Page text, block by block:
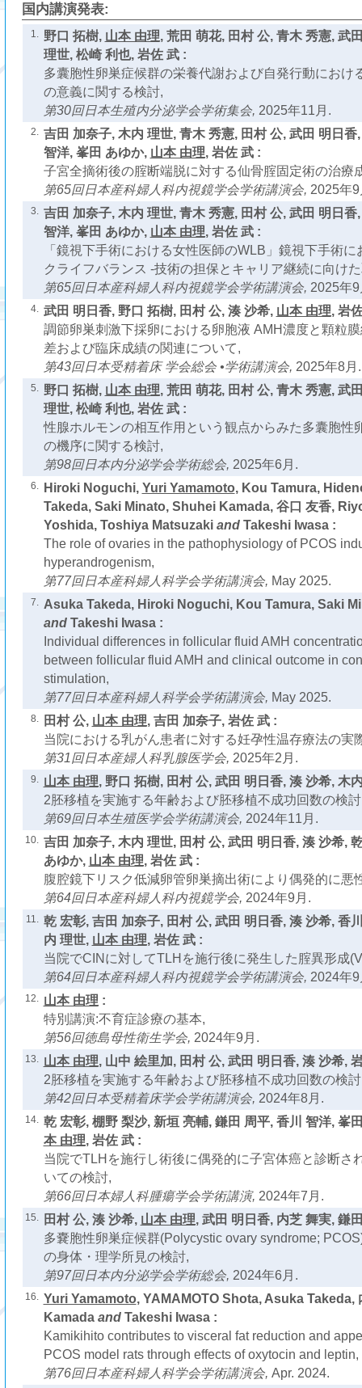
国内講演発表:
1. 野口 拓樹, 山本 由理, 荒田 萌花, 田村 公, 青木 秀憲, 武
理世, 松崎 利也, 岩佐 武 :
多囊胞性卵巣症候群の栄養代謝および自発行動におけ
の意義に関する検討,
第30回日本生殖内分泌学会学術集会, 2025年11月.
2. 吉田 加奈子, 木内 理世, 青木 秀憲, 田村 公, 武田 明日香
智洋, 峯田 あゆか, 山本 由理, 岩佐 武 :
子宮全摘術後の腟断端脱に対する仙骨腟固定術の治療
第65回日本産科婦人科内視鏡学会学術講演会, 2025年9
3. 吉田 加奈子, 木内 理世, 青木 秀憲, 田村 公, 武田 明日香
智洋, 峯田 あゆか, 山本 由理, 岩佐 武 :
「鏡視下手術における女性医師のWLB」鏡視下手術
クライフバランス -技術の担保とキャリア継続に向け
第65回日本産科婦人科内視鏡学会学術講演会, 2025年9
4. 武田 明日香, 野口 拓樹, 田村 公, 湊 沙希, 山本 由理, 岩
調節卵巣刺激下採卵における卵胞液 AMH濃度と顆粒
差および臨床成績の関連について,
第43回日本受精着床 学会総会 •学術講演会, 2025年8月.
5. 野口 拓樹, 山本 由理, 荒田 萌花, 田村 公, 青木 秀憲, 武
理世, 松崎 利也, 岩佐 武 :
性腺ホルモンの相互作用という観点からみた多囊胞性
の機序に関する検討,
第98回日本内分泌学会学術総会, 2025年6月.
6. Hiroki Noguchi, Yuri Yamamoto, Kou Tamura,
Takeda, Saki Minato, Shuhei Kamada, 谷口 友香,
Yoshida, Toshiya Matsuzakiand Takeshi Iwasa :
The role of ovaries in the pathophysiology of PCOS
hyperandrogenism,
第77回日本産科婦人科学会学術講演会, May 2025.
7. Asuka Takeda, Hiroki Noguchi, Kou Tamura, Saki
and Takeshi Iwasa :
Individual differences in follicular fluid AMH
between follicular fluid AMH and clinical outcome in
stimulation,
第77回日本産科婦人科学会学術講演会, May 2025.
8. 田村 公, 山本 由理, 吉田 加奈子, 岩佐 武 :
当院における乳がん患者に対する妊孕性温存療法の実
第31回日本産婦人科乳腺医学会, 2025年2月.
9. 山本 由理, 野口 拓樹, 田村 公, 武田 明日香, 湊 沙希, 木
2胚移植を実施する年齢および胚移植不成功回数の検
第69回日本生殖医学会学術講演会, 2024年11月.
10. 吉田 加奈子, 木内 理世, 田村 公, 武田 明日香, 湊 沙希,
あゆか, 山本 由理, 岩佐 武 :
腹腔鏡下リスク低減卵管卵巣摘出術により偶発的に悪
第64回日本産科婦人科内視鏡学会, 2024年9月.
11. 乾 宏彰, 吉田 加奈子, 田村 公, 武田 明日香, 湊 沙希, 香
内 理世, 山本 由理, 岩佐 武 :
当院でCINに対してTLHを施行後に発生した腟異形成
第64回日本産科婦人科内視鏡学会学術講演会, 2024年9
12. 山本 由理 :
特別講演:不育症診療の基本,
第56回徳島母性衛生学会, 2024年9月.
13. 山本 由理, 山中 絵里加, 田村 公, 武田 明日香, 湊 沙希,
2胚移植を実施する年齢および胚移植不成功回数の検
第42回日本受精着床学会学術講演会, 2024年8月.
14. 乾 宏彰, 棚野 梨沙, 新垣 亮輔, 鎌田 周平, 香川 智洋, 峯
本 由理, 岩佐 武 :
当院でTLHを施行し術後に偶発的に子宮体癌と診断さ
いての検討,
第66回日本婦人科腫瘍学会学術講演, 2024年7月.
15. 田村 公, 湊 沙希, 山本 由理, 武田 明日香, 内芝 舞実, 鎌
多嚢胞性卵巣症候群(Polycystic ovary syndrome;
の身体・理学所見の検討,
第97回日本内分泌学会学術総会, 2024年6月.
16. Yuri Yamamoto, YAMAMOTO Shota, Asuka Takeda,
Kamadaand Takeshi Iwasa :
Kamikihito contributes to visceral fat reduction and
PCOS model rats through effects of oxytocin and leptin,
第76回日本産科婦人科学会学術講演会, Apr. 2024.